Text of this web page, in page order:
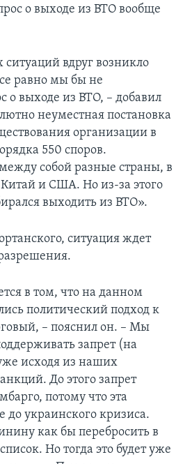
о выходе из ВТО вообще
вдруг возникло
равно мы бы не
о выходе из ВТО, – добавил
неуместная постановка
организации в
550 споров.
собой разные страны, в
и США. Но из-за этого
выходить из ВТО».
ситуация ждет
в том, что на данном
политический подход к
– пояснил он. – Мы
запрет (на
исходя из наших
До этого запрет
потому что эта
до украинского кризиса.
как бы перебросить в
Но тогда это будет уже